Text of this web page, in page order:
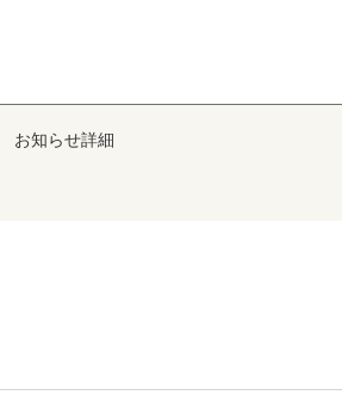
お知らせ詳細